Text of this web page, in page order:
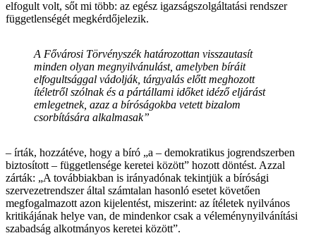
elfogult volt, sőt mi több: az egész igazságszolgáltatási rendszer
függetlenségét megkérdőjelezik.
A Fővárosi Törvényszék határozottan visszautasít
minden olyan megnyilvánulást, amelyben bíráit
elfogultsággal vádolják, tárgyalás előtt meghozott
ítéletről szólnak és a pártállami időket idéző eljárást
emlegetnek, azaz a bíróságokba vetett bizalom
csorbítására alkalmasak”
– írták, hozzátéve, hogy a bíró „a – demokratikus jogrendszerben
biztosított – függetlensége keretei között” hozott döntést. Azzal
zárták: „A továbbiakban is irányadónak tekintjük a bírósági
szervezetrendszer által számtalan hasonló esetet követően
megfogalmazott azon kijelentést, miszerint: az ítéletek nyilvános
kritikájának helye van, de mindenkor csak a véleménynyilvánítási
szabadság alkotmányos keretei között”.